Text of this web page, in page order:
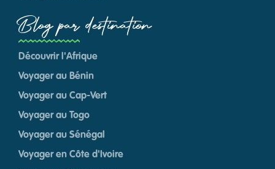
Blog par destination
Découvrir l'Afrique
Voyager au Bénin
Voyager au Cap-Vert
Voyager au Togo
Voyager au Sénégal
Voyager en Côte d'Ivoire